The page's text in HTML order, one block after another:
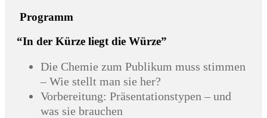
Programm
“In der Kürze liegt die Würze”
Die Chemie zum Publikum muss stimmen
– Wie stellt man sie her?
Vorbereitung: Präsentationstypen – und
was sie brauchen